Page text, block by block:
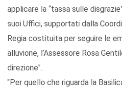
applicare la “tassa sulle
suoi Uffici, supportati dalla
Regia costituita per seguire le
alluvione, l’Assessore Rosa
direzione".
"Per quello che riguarda la